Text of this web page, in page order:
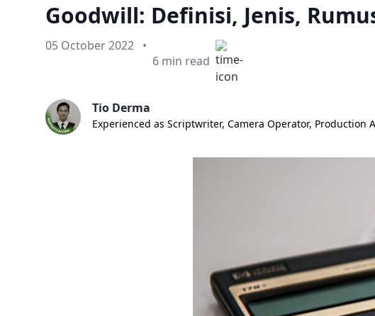
Goodwill: Definisi, Jenis,
Published on
05 October 2022 •
Min read
6 min read
Tio Derma
Experienced as Scriptwriter, Camera Operator,